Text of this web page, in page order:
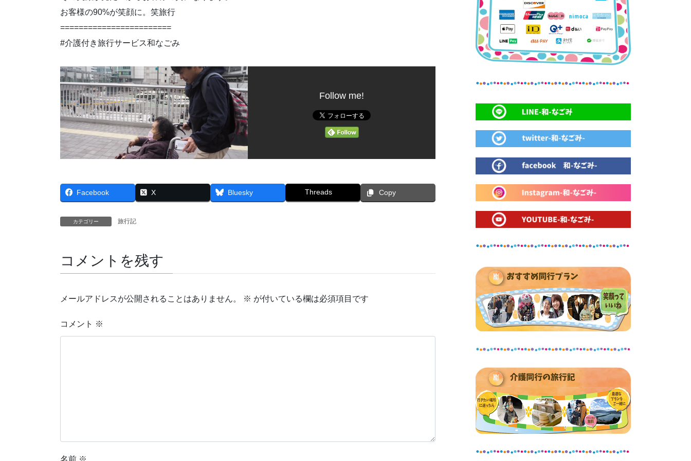
お客様の90%が笑顔に。笑旅行
========================
#介護付き旅行サービス和なごみ
Follow me!
Facebook X Bluesky Threads Copy
カテゴリー 旅行記
コメントを残す
メールアドレスが公開されることはありません。 ※ が付いている欄は必須項目です
コメント ※